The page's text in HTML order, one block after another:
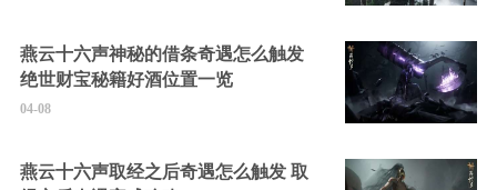
燕云十六声神秘的借条奇遇怎么触发
绝世财宝秘籍好酒位置一览
04-08
燕云十六声取经之后奇遇怎么触发 取